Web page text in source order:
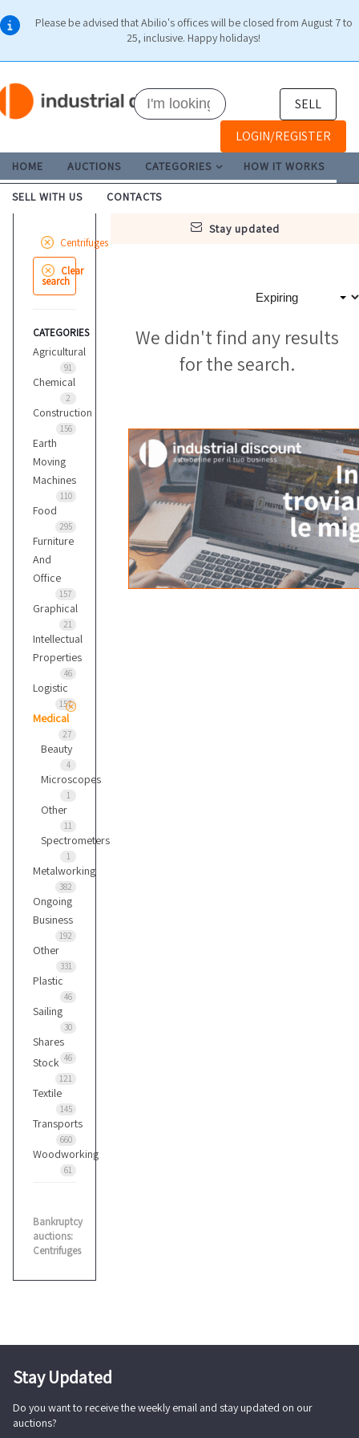
Please be advised that Abilio's offices will be closed from August 7 to
25, inclusive. Happy holidays!
SELL
LOGIN/REGISTER
HOME AUCTIONS CATEGORIES HOW IT WORKS
SELL WITH US CONTACTS
stay updated
Centrifuges
Clear
search
CATEGORIES
Agricultural
91
Chemical
2
Construction
156
Earth
Moving
Machines
110
Food
295
Furniture
And
Office
157
Graphical
21
Intellectual
Properties
46
Logistic
157
Medical
27
Beauty
4
Microscopes
1
Other
11
Spectrometers
1
Metalworking
382
Ongoing
Business
192
Other
331
Plastic
46
Sailing
30
Shares
46
Stock
121
Textile
145
Transports
660
Woodworking
61
Bankruptcy
auctions:
Centrifuges
We didn't find any results
for the search.
Stay Updated
Do you want to receive the weekly email and stay updated on our
auctions?